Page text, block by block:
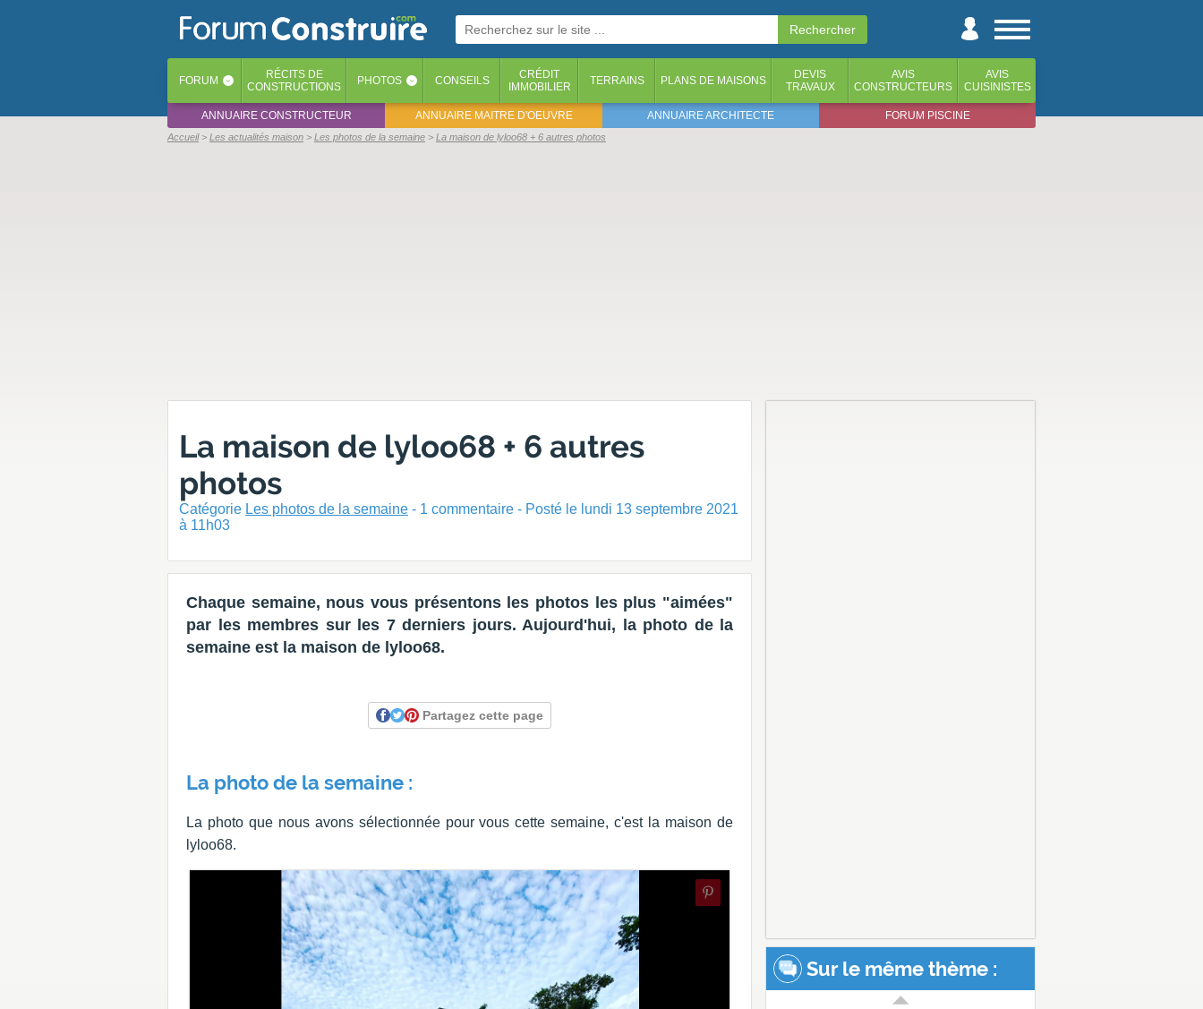
FORUM ‹ RÉCITS DE
CONSTRUCTIONS
PHOTOS ‹ CONSEILS
CRÉDIT
IMMOBILIER
TERRAINS PLANS DE MAISONS
DEVIS
TRAVAUX
AVIS
CONSTRUCTEURS
AVIS
CUISINISTES
ANNUAIRE CONSTRUCTEUR ANNUAIRE MAITRE D'OEUVRE ANNUAIRE ARCHITECTE FORUM PISCINE
Accueil Les actualités maison Les photos de la semaine La maison de lyloo68 + 6 autres photos
La maison de lyloo68 + 6 autres
photos
Catégorie Les photos de la semaine - 1 commentaire - Posté le lundi 13 septembre 2021
à 11h03
Chaque semaine, nous vous présentons les photos les plus "aimées"
par les membres sur les 7 derniers jours. Aujourd'hui, la photo de la
semaine est la maison de lyloo68.
Partagez cette page
La photo de la semaine :
La photo que nous avons sélectionnée pour vous cette semaine, c'est la maison de
lyloo68.
Sur le même thème :